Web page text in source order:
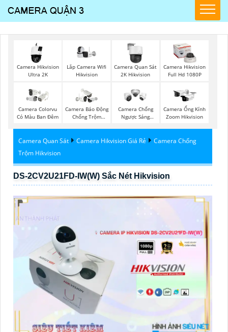
Camera Hikvision
Ultra 2K
Lắp Camera Wifi
Hikvision
Camera Quan Sát
2K Hikvision
Camera Hikvision
Full Hd 1080P
Camera Colorvu
Có Màu Ban Đêm
Camera Báo Động
Chống Trộm
Camera Chống
Ngược Sáng
Camera Ống Kính
Zoom Hikvision
Camera Quan Sát Camera Hikvision Giá Rẻ
Camera Chống
Trộm Hikvision
DS-2CV2U21FD-IW(W) Sắc Nét Hikvision